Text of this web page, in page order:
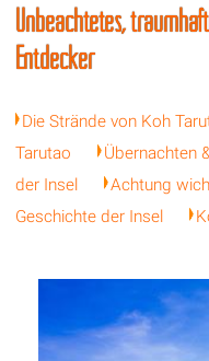
Unbeachtetes,
Entdecker
Die Strände von Koh
Tarutao
Übernachten
der Insel
Achtung
Geschichte der Insel